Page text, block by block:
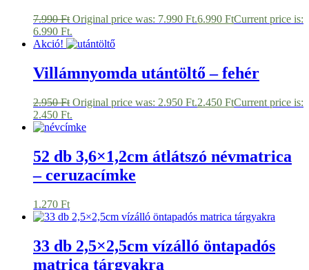
7.990Ft Original price was: 7.990 Ft.6.990 FtCurrent price is:
6.990 Ft.
Akció!
Villámnyomda utántöltő – fehér
2.950Ft Original price was: 2.950 Ft.2.450 FtCurrent price is:
2.450 Ft.
52 db 3,6×1,2cm átlátszó névmatrica
– ceruzacímke
1.270 Ft
33 db 2,5×2,5cm vízálló öntapadós
matrica tárgyakra